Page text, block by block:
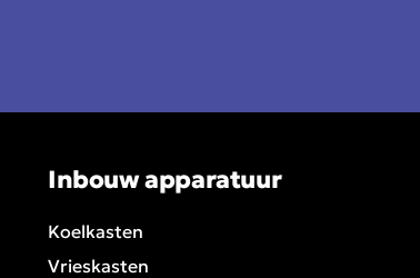
Inbouw apparatuur
Koelkasten
Vrieskasten